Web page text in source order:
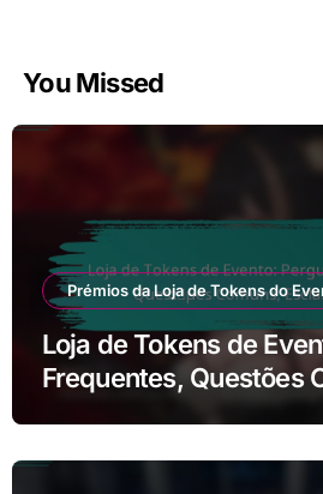
You Missed
Prémios da Loja de Tokens do
Loja de Tokens de
Frequentes, Questões